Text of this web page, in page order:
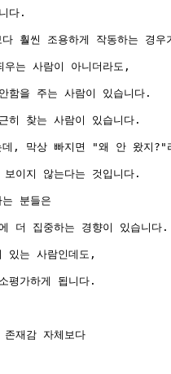
다.
훨씬 조용하게 작동하는 경
는 사람이 아니더라도,
함을 주는 사람이 있습니다.
히 찾는 사람이 있습니다.
데, 막상 빠지면 "왜 안 왔지
이지 않는다는 것입니다.
분들은
더 집중하는 경향이 있습니다.
있는 사람인데도,
평가하게 됩니다.
재감 자체보다